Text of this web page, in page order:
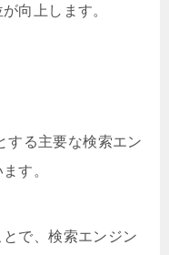
向上します。
する主要な検索エン
す。
で、検索エンジン